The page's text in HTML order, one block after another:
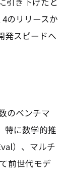
のリリースか
発スピードへ
のベンチマ
特に数学的推
）、マルチ
前世代モデ